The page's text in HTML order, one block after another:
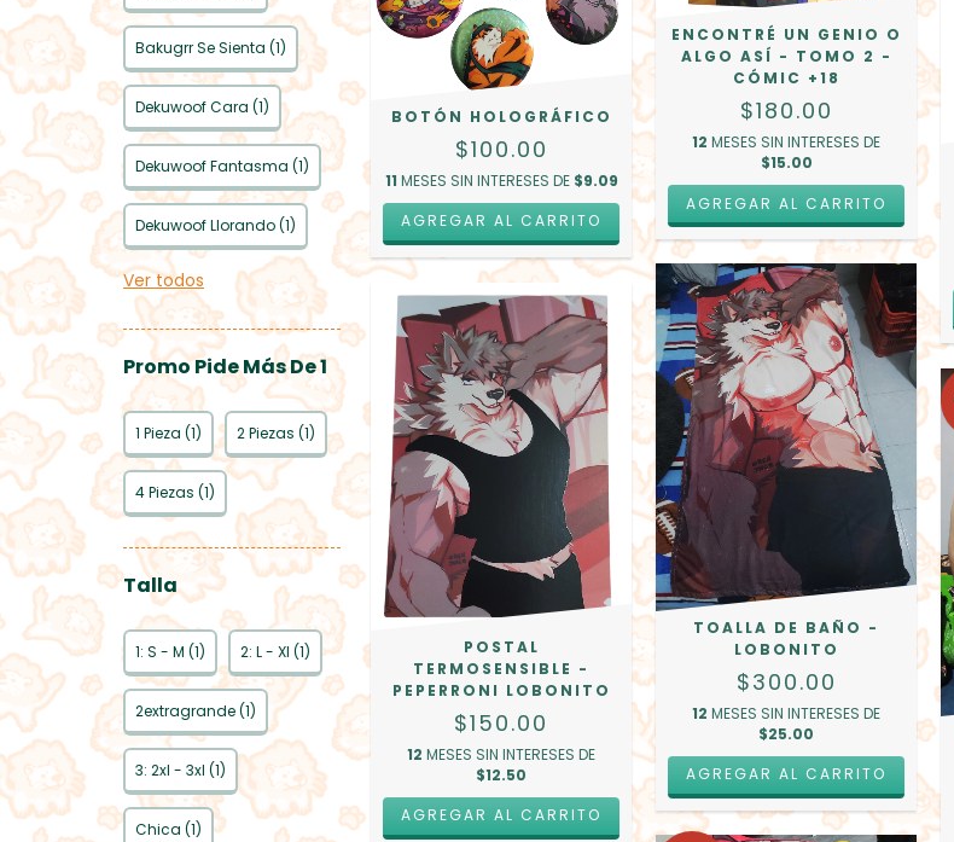
Bakugrr Se Sienta (1)
Dekuwoof Cara (1)
Dekuwoof Fantasma (1)
Dekuwoof Llorando (1)
Ver todos
Promo Pide Más De 1
1 Pieza (1) 2 Piezas (1)
4 Piezas (1)
Talla
1: S - M (1) 2: L - Xl (1)
2extragrande (1)
3: 2xl - 3xl (1)
Chica (1)
BOTÓN HOLOGRÁFICO
$100.00
11 MESES SIN INTERESES DE $9.09
AGREGAR AL CARRITO
ENCONTRÉ UN GENIO O
ALGO ASÍ - TOMO 2 -
CÓMIC +18
$180.00
12 MESES SIN INTERESES DE
$15.00
POSTAL
TERMOSENSIBLE -
PEPERRONI LOBONITO
$150.00
12 MESES SIN INTERESES DE
$12.50
AGREGAR AL CARRITO
TOALLA DE BAÑO -
LOBONITO
$300.00
12 MESES SIN INTERESES DE
$25.00